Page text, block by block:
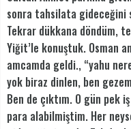
sonra tahsilata gideceğini
Tekrar dükkana döndüm,
Yiğit’le konuştuk. Osman
amcamda geldi., “yahu
yok biraz dinlen, ben
Ben de çıktım. O gün pek
para alabilmiştim. Her